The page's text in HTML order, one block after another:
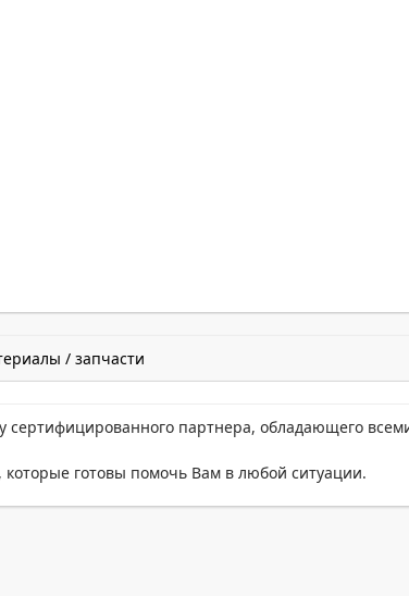
/ запчасти
сертифицированного партнера, обладающего
готовы помочь Вам в любой ситуации.